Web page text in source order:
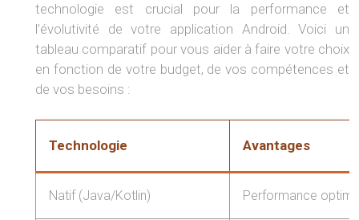
technologie est crucial pour la performance et
l’évolutivité de votre application Android. Voici un
tableau comparatif pour vous aider à faire votre choix
en fonction de votre budget, de vos compétences et
de vos besoins :
Technologie Avantages
Natif (Java/Kotlin) Performance